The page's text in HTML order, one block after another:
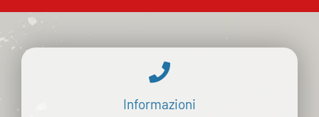
Informazioni